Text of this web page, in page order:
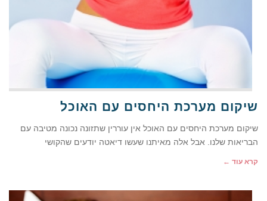
שיקום מערכת היחסים עם האוכל
שיקום מערכת היחסים עם האוכל אין עוררין שתזונה נכונה מטיבה עם
הבריאות שלנו. אבל אלה מאיתנו שעשו דיאטה יודעים שהקושי
קרא עוד ←